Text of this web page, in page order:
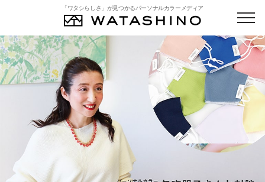
「ワタシらしさ」が見つかるパーソナルカラーメディア